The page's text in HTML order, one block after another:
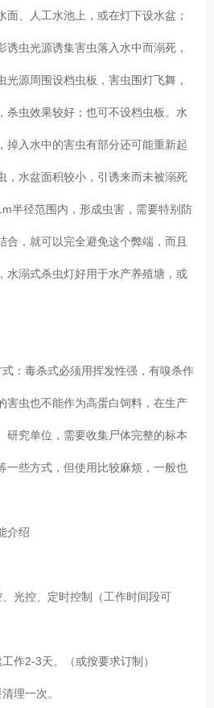
面、人工水池上，或在灯下设水盆；
诱虫光源诱集害虫落入水中而溺死，
光源周围设档虫板，害虫围灯飞舞，
杀虫效果较好；也可不设档虫板。水
掉入水中的害虫有部分还可能重新起
，水盆面积较小，引诱来而未被溺死
半径范围内，形成虫害，需要特别防
合，就可以完全避免这个弊端，而且
水溺式杀虫灯好用于水产养殖塘，或
式：毒杀式必须用挥发性强，有嗅杀作
害虫也不能作为高蛋白饲料，在生产
研究单位，需要收集尸体完整的标本
一些方式，但使用比较麻烦，一般也
介绍
光控、定时控制（工作时间段可
作2-3天。（或按要求订制）
理一次。